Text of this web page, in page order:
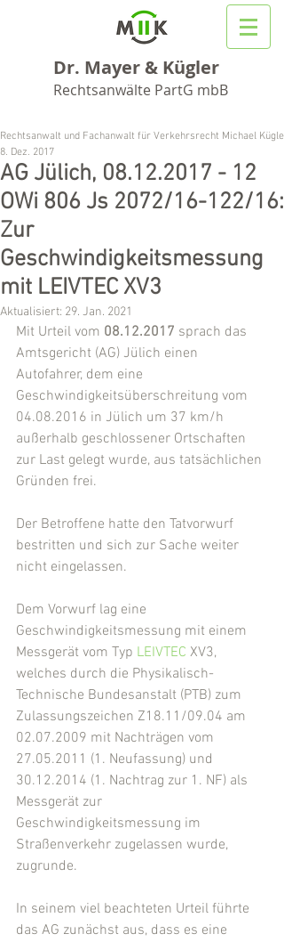
Dr. Mayer & Kügler
Rechtsanwälte PartG mbB
AG Jülich, 08.12.2017 - 12
OWi 806 Js 2072/16-122/16:
Zur
Geschwindigkeitsmessung
mit LEIVTEC XV3
Rechtsanwalt und Fachanwalt für Verkehrsrecht Michael Kügler
8. Dez. 2017
Aktualisiert: 29. Jan. 2021
Mit Urteil vom 08.12.2017 sprach das
Amtsgericht (AG) Jülich einen
Autofahrer, dem eine
Geschwindigkeitsüberschreitung vom
04.08.2016 in Jülich um 37 km/h
außerhalb geschlossener Ortschaften
zur Last gelegt wurde, aus tatsächlichen
Gründen frei.
Der Betroffene hatte den Tatvorwurf
bestritten und sich zur Sache weiter
nicht eingelassen.
Dem Vorwurf lag eine
Geschwindigkeitsmessung mit einem
Messgerät vom Typ LEIVTEC XV3,
welches durch die Physikalisch-
Technische Bundesanstalt (PTB) zum
Zulassungszeichen Z18.11/09.04 am
02.07.2009 mit Nachträgen vom
27.05.2011 (1. Neufassung) und
30.12.2014 (1. Nachtrag zur 1. NF) als
Messgerät zur
Geschwindigkeitsmessung im
Straßenverkehr zugelassen wurde,
zugrunde.
In seinem viel beachteten Urteil führte
das AG zunächst aus, dass es eine